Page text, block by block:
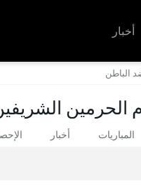
أخبار
الباطن
المباريات أخبار